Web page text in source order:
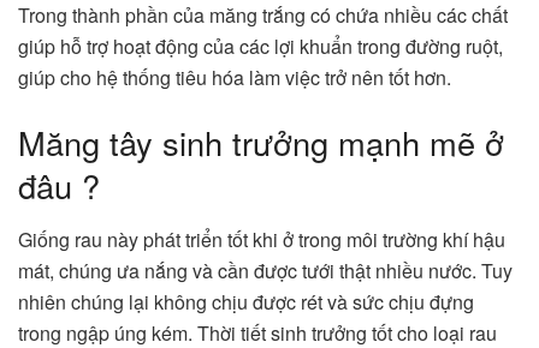
Trong thành phần của măng trắng có chứa nhiều các chất
giúp hỗ trợ hoạt động của các lợi khuẩn trong đường ruột,
giúp cho hệ thống tiêu hóa làm việc trở nên tốt hơn.
Măng tây sinh trưởng mạnh mẽ ở
đâu ?
Giống rau này phát triển tốt khi ở trong môi trường khí hậu
mát, chúng ưa nắng và cần được tưới thật nhiều nước. Tuy
nhiên chúng lại không chịu được rét và sức chịu đựng
trong ngập úng kém. Thời tiết sinh trưởng tốt cho loại rau